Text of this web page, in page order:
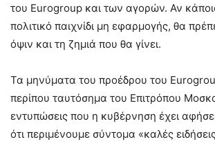
του Eurogroup και των αγορών. Αν
πολιτικό παιχνίδι μη εφαρμογής, θα
όψιν και τη ζημιά που θα γίνει.
Τα μηνύματα του προέδρου του
περίπου ταυτόσημα του Επιτρόπου
εντυπώσεις που η κυβέρνηση έχει
ότι περιμένουμε σύντομα «καλές